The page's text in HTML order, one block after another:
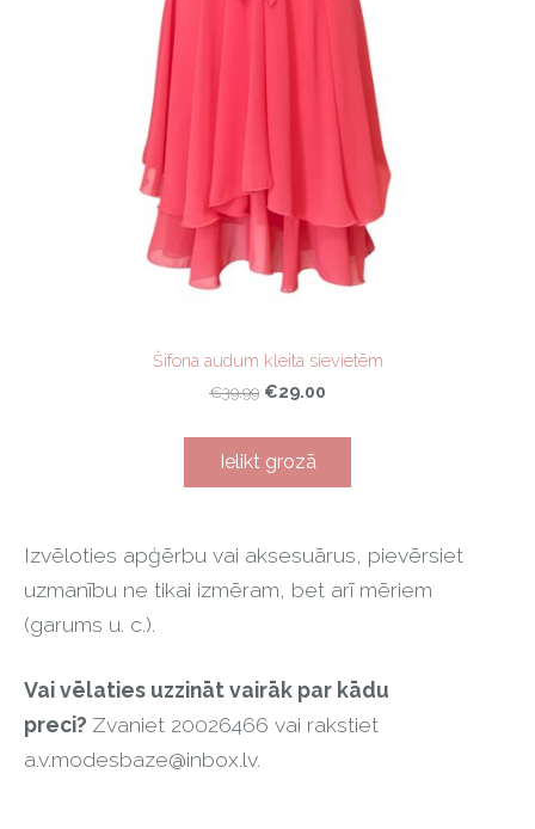
Izvēloties apģērbu vai aksesuārus, pievērsiet
uzmanību ne tikai izmēram, bet arī mēriem
(garums u. c.).
Vai vēlaties uzzināt vairāk par kādu
preci? Zvaniet 20026466 vai rakstiet
a.v.modesbaze@inbox.lv.
Šifona audum kleita sievietēm
€39.99 €29.00
Ielikt grozā